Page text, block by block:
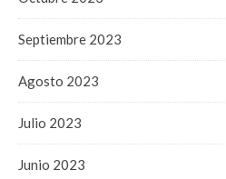
Septiembre 2023
Agosto 2023
Julio 2023
Junio 2023